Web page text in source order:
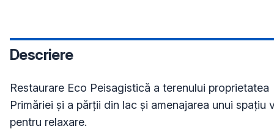
Descriere
Restaurare Eco Peisagistică a terenului proprietatea
Primăriei și a părții din lac și amenajarea unui spațiu
pentru relaxare.